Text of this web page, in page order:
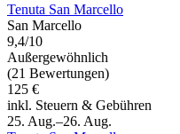
Tenuta San Marcello
San Marcello
9,4/10
Außergewöhnlich
(21 Bewertungen)
125 €
inkl. Steuern & Gebühren
25. Aug.–26. Aug.